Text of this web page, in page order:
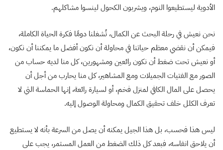
الأدوية ليستطيعوا النوم، ويشربون الكحول لينسوا مشاكلهم.
نحن نعيش في رحلة البحث عن الكمال، تُشغلنا دومًا فكرة الحياة الكاملة،
فيمكن أن نقضي معظم حياتنا في محاولة أن نكون أفضل ما يمكننا أن نكون،
أو نعيش تحت ضغط أن نكون رائعين ومشهورين، كل منا لديه حساب من
الصور مع الفتيات الجميلات ومع المشاهير، كل منا يحارب من أجل أن
يحصل على المال الكافي لمنزل فخم، أو لسيارة رائعة، إنها الحماسة التي لا
تعرف الكلل خلف تحقيق الكمال ومحاولة الوصول إليه.
ليس هذا فحسب، بل هذا الجيل يمكنه أن يصل من السرعة بأنه لا يستطيع
أن يلاحق انفاسه، فبعد كل ذلك الضغط من العمل المستمر، يجب على